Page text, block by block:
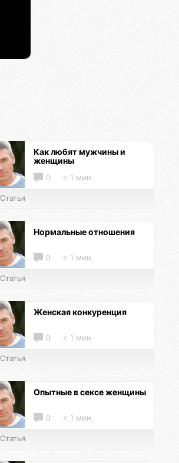
Как любят мужчины и
женщины
0 < 1 мин.
Статья
Нормальные отношения
0 < 1 мин.
Статья
Женская конкуренция
0 < 1 мин.
Статья
Опытные в сексе женщины
0 < 1 мин.
Статья